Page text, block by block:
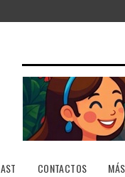
CONTACTOS